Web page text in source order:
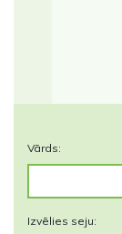
Vārds:
Izvēlies seju: